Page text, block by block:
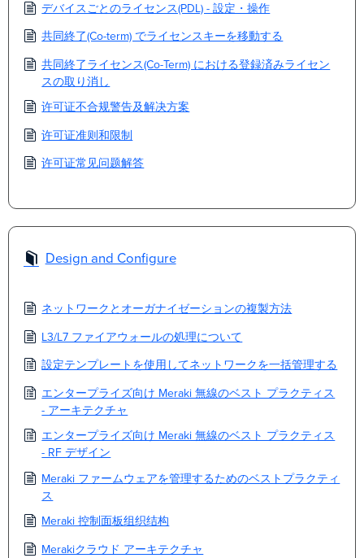
デバイスごとのライセンス(PDL) - 設定・操作
共同終了(Co-term) でライセンスキーを移動する
共同終了ライセンス(Co-Term) における登録済みライセン
スの取り消し
许可证不合规警告及解决方案
许可证准则和限制
许可证常见问题解答
Design and Configure
ネットワークとオーガナイゼーションの複製方法
L3/L7 ファイアウォールの処理について
設定テンプレートを使用してネットワークを一括管理する
エンタープライズ向け Meraki 無線のベスト プラクティス
- アーキテクチャ
エンタープライズ向け Meraki 無線のベスト プラクティス
- RF デザイン
Meraki ファームウェアを管理するためのベストプラクティ
ス
Meraki 控制面板组织结构
Merakiクラウド アーキテクチャ